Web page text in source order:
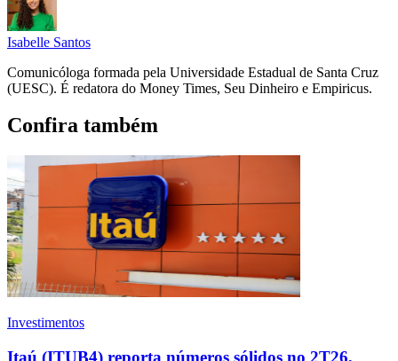
Isabelle Santos
Comunicóloga formada pela Universidade Estadual de Santa Cruz
(UESC). É redatora do Money Times, Seu Dinheiro e Empiricus.
Confira também
Investimentos
Itaú (ITUB4) reporta números sólidos no 2T26,